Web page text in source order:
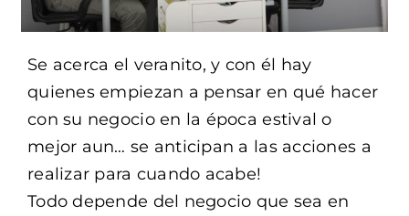
Se acerca el veranito, y con él hay
quienes empiezan a pensar en qué hacer
con su negocio en la época estival o
mejor aun… se anticipan a las acciones a
realizar para cuando acabe!
Todo depende del negocio que sea en